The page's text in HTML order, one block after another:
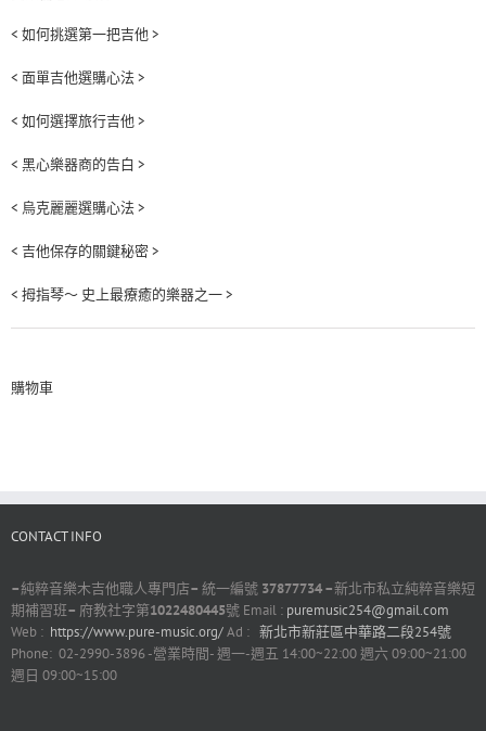
< 如何挑選第一把吉他 >
< 面單吉他選購心法 >
< 如何選擇旅行吉他 >
< 黑心樂器商的告白 >
< 烏克麗麗選購心法 >
< 吉他保存的關鍵秘密 >
< 拇指琴～ 史上最療癒的樂器之一 >
購物車
CONTACT INFO
–純粹音樂木吉他職人專門店– 統一編號 37877734 –新北市私立純粹音樂短
期補習班– 府教社字第1022480445號 Email : puremusic254@gmail.com
Web : https://www.pure-music.org/Ad : 新北市新莊區中華路二段254號
Phone: 02-2990-3896 -營業時間- 週一-週五 14:00~22:00 週六 09:00~21:00
週日 09:00~15:00